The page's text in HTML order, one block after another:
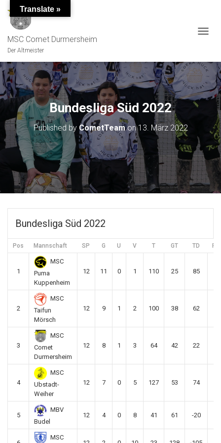
MSC Comet Durmersheim
Der Altmeister
Bundesliga Süd 2022
Published by CometTeamon13. März 2022
Bundesliga Süd 2022
Pos Mannschaft SP G U V T GT TD Pkt
1
MSC
Puma
Kuppenheim
12 11 0 1 110 25 85
2
MSC
Taifun
Mörsch
12 9 1 2 100 38 62
3
MSC
Comet
Durmersheim
12 8 1 3 64 42 22
4
MSC
Ubstadt-
Weiher
12 7 0 5 127 53 74
5
MBV
Budel
12 4 0 8 41 61 -20
MSC
Translate »